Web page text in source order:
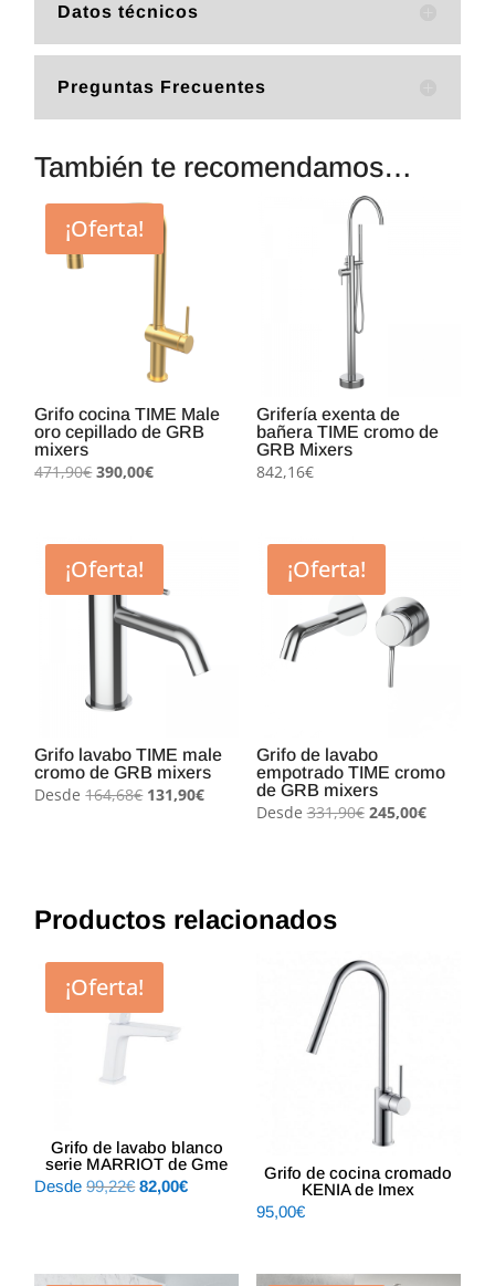
Datos técnicos
Preguntas Frecuentes
También te recomendamos…
¡Oferta!
Grifo cocina TIME Male
oro cepillado de GRB
mixers
471,90€El
era:
471,90€.
390,00€El
es:
Grifería exenta de
bañera TIME cromo de
GRB Mixers
842,16€
¡Oferta!
Grifo lavabo TIME male
cromo de GRB mixers
Desde 164,68€ El
131,90€El
¡Oferta!
Grifo de lavabo
empotrado TIME cromo
de GRB mixers
Desde 331,90€ El
245,00€El
Productos relacionados
¡Oferta!
Grifo de lavabo blanco
serie MARRIOT de Gme
Desde 99,22€ El
82,00€El
Grifo de cocina cromado
KENIA de Imex
95,00€